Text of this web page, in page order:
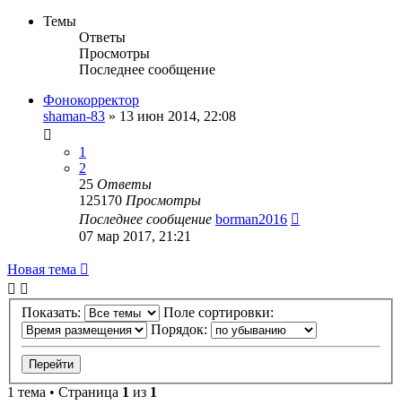
Темы
Ответы
Просмотры
Последнее сообщение
Фонокорректор
shaman-83 » 13 июн 2014, 22:08
1
2
25 Ответы
125170 Просмотры
Последнее сообщение borman2016
07 мар 2017, 21:21
Новая тема
Показать:
Поле сортировки:
Порядок:
1 тема • Страница 1 из 1